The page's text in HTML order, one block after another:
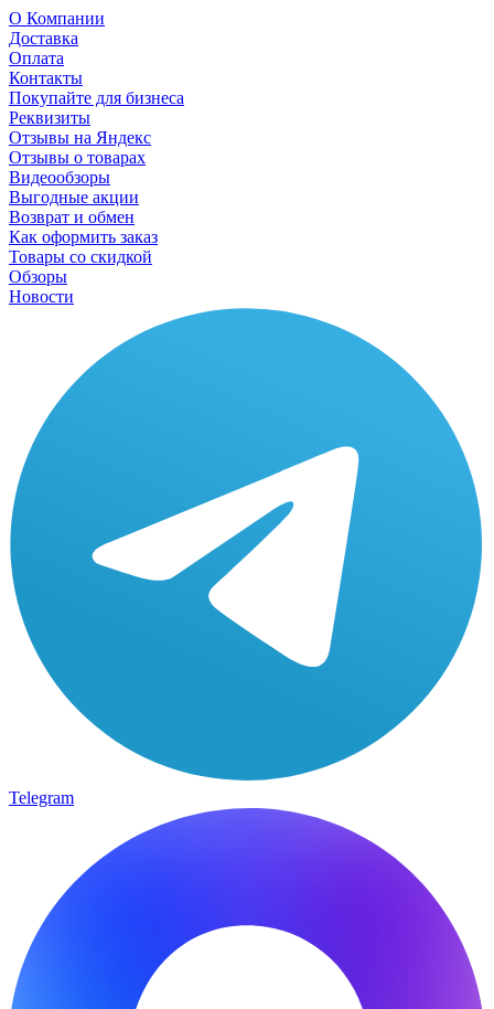
О Компании
Доставка
Оплата
Контакты
Покупайте для бизнеса
Реквизиты
Отзывы на Яндекс
Отзывы о товарах
Видеообзоры
Выгодные акции
Возврат и обмен
Как оформить заказ
Товары со скидкой
Обзоры
Новости
Telegram